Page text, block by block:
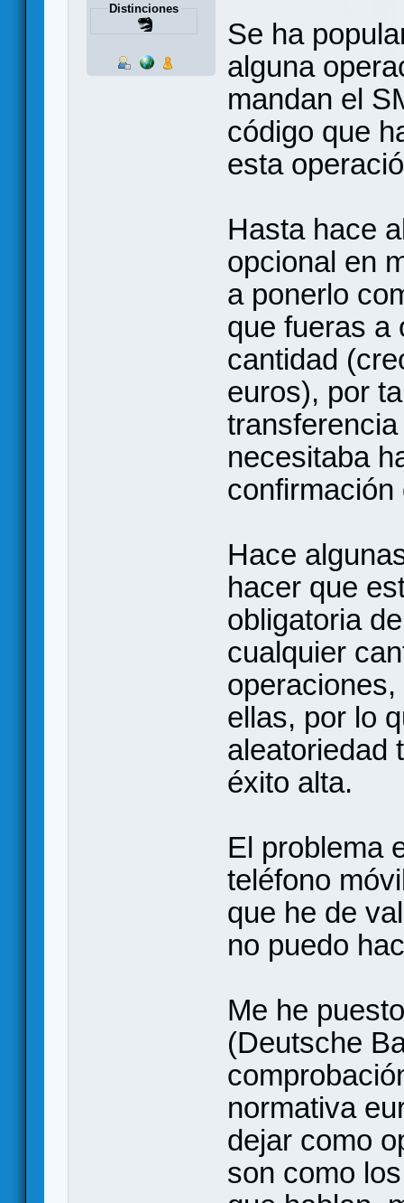
Distinciones
Se ha
alguna
mandan el
código que
esta
Hasta hace
opcional en
a ponerlo
que fueras a
cantidad
euros), por
necesitaba
Hace
hacer que
obligatoria
cualquier
ellas, por lo
aleatoriedad
éxito alta.
El problema
teléfono
que he de
no puedo
Me he
(Deutsche
normativa
dejar como
son como